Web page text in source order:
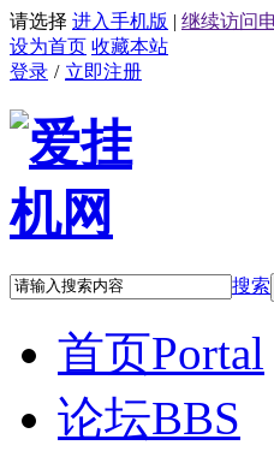
请选择 进入手机版 | 继续访问
设为首页 收藏本站
登录 / 立即注册
搜索
首页Portal
论坛BBS